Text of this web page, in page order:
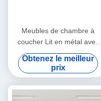
Meubles de chambre à
coucher Lit en métal avec
bureau Support de poteau
en bois personnalisé
Obtenez le meilleur
prix